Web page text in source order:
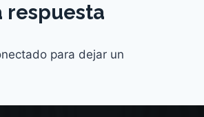
respuesta
para dejar un